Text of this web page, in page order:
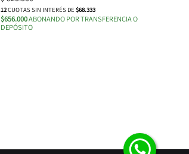
12CUOTAS SIN INTERÉS DE $68.333
$656.000ABONANDO POR TRANSFERENCIA O
DEPÓSITO